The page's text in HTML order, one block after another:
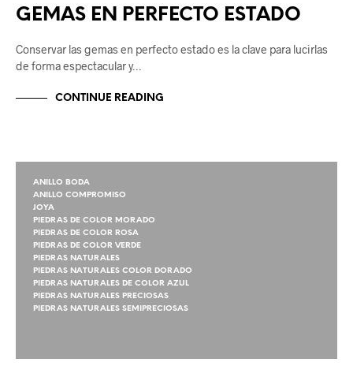
GEMAS EN PERFECTO ESTADO
Conservar las gemas en perfecto estado es la clave para lucirlas
de forma espectacular y…
CONTINUE READING
ANILLO BODA
ANILLO COMPROMISO
JOYA
PIEDRAS DE COLOR MORADO
PIEDRAS DE COLOR ROSA
PIEDRAS DE COLOR VERDE
PIEDRAS NATURALES
PIEDRAS NATURALES COLOR DORADO
PIEDRAS NATURALES DE COLOR AZUL
PIEDRAS NATURALES PRECIOSAS
PIEDRAS NATURALES SEMIPRECIOSAS